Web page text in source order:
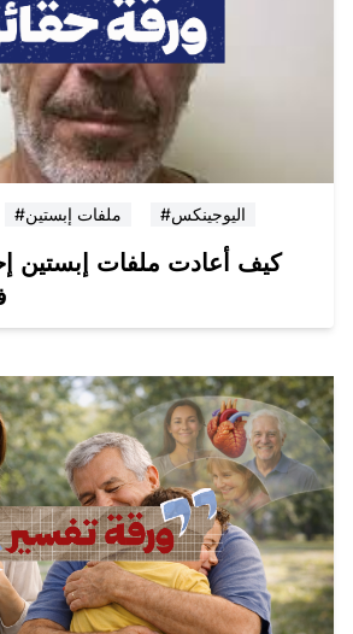
#ملفات إبستين #اليوجينكس
كيف أعادت ملفات إبستين